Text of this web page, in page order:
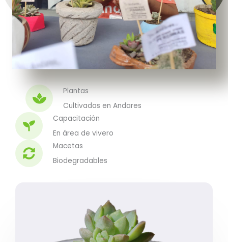
Plantas
Cultivadas en Andares
Capacitación
En área de vivero
Macetas
Biodegradables